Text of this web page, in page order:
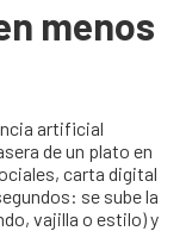
menos
artificial
de un plato en
carta digital
se sube la
vajilla o estilo) y